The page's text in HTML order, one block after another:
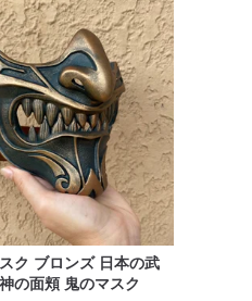
士マスク 原神の面頬 鬼のマスク